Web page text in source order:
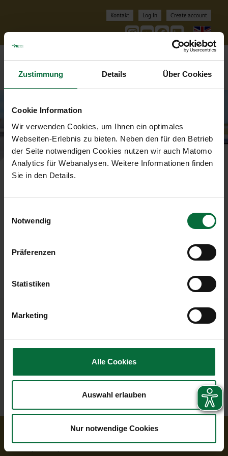
Zustimmung Details Über Cookies
Cookie Information
Wir verwenden Cookies, um Ihnen ein optimales
Webseiten-Erlebnis zu bieten. Neben den für den Betrieb
der Seite notwendigen Cookies nutzen wir auch Matomo
Analytics für Webanalysen. Weitere Informationen finden
Sie in den Details.
Notwendig
Präferenzen
Statistiken
Marketing
Alle Cookies
Auswahl erlauben
Nur notwendige Cookies
Kontakt Log In Create account
General Terms and
Conditions VIP
Services
(PDF, 0.05 MB)
+43-1-7007-23300
vip@viennaairport.com
Book VIP Service online
© 2026 Vienna Airport
Imprint General Terms and Conditions